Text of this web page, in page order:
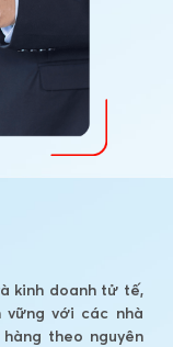
kinh doanh tử tế,
với các nhà
theo nguyên